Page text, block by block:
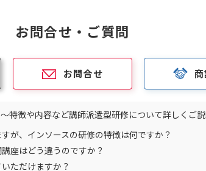
お問合せ・ご質問
お問合せ
～特徴や内容など講師派遣型研修について詳しくご
が、インソースの研修の特徴は何ですか？
座はどう違うのですか？
ただけますか？